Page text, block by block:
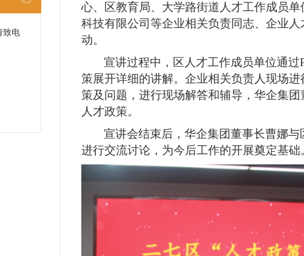
致电
心、区教育局、大学路街道人才工作成员
科技有限公司等企业相关负责同志、企业
动。
宣讲过程中，区人才工作成员单位通过
策展开详细的讲解。企业相关负责人现场
策及问题，进行现场解答和辅导，华企集
人才政策。
宣讲会结束后，华企集团董事长曹娜
进行交流讨论，为今后工作的开展奠定基础